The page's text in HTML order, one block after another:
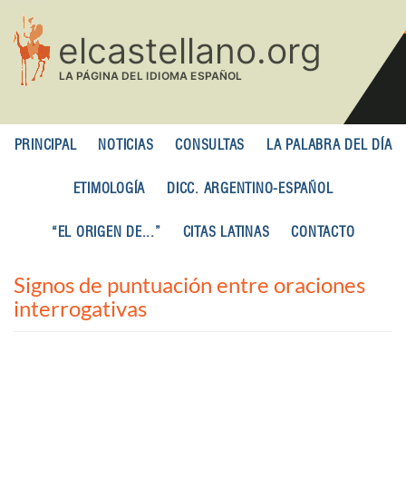
contenido
principal
PRINCIPAL NOTICIAS CONSULTAS LA PALABRA DEL DÍA
ETIMOLOGÍA DICC. ARGENTINO-ESPAÑOL
“EL ORIGEN DE...” CITAS LATINAS CONTACTO
Signos de puntuación entre oraciones
interrogativas